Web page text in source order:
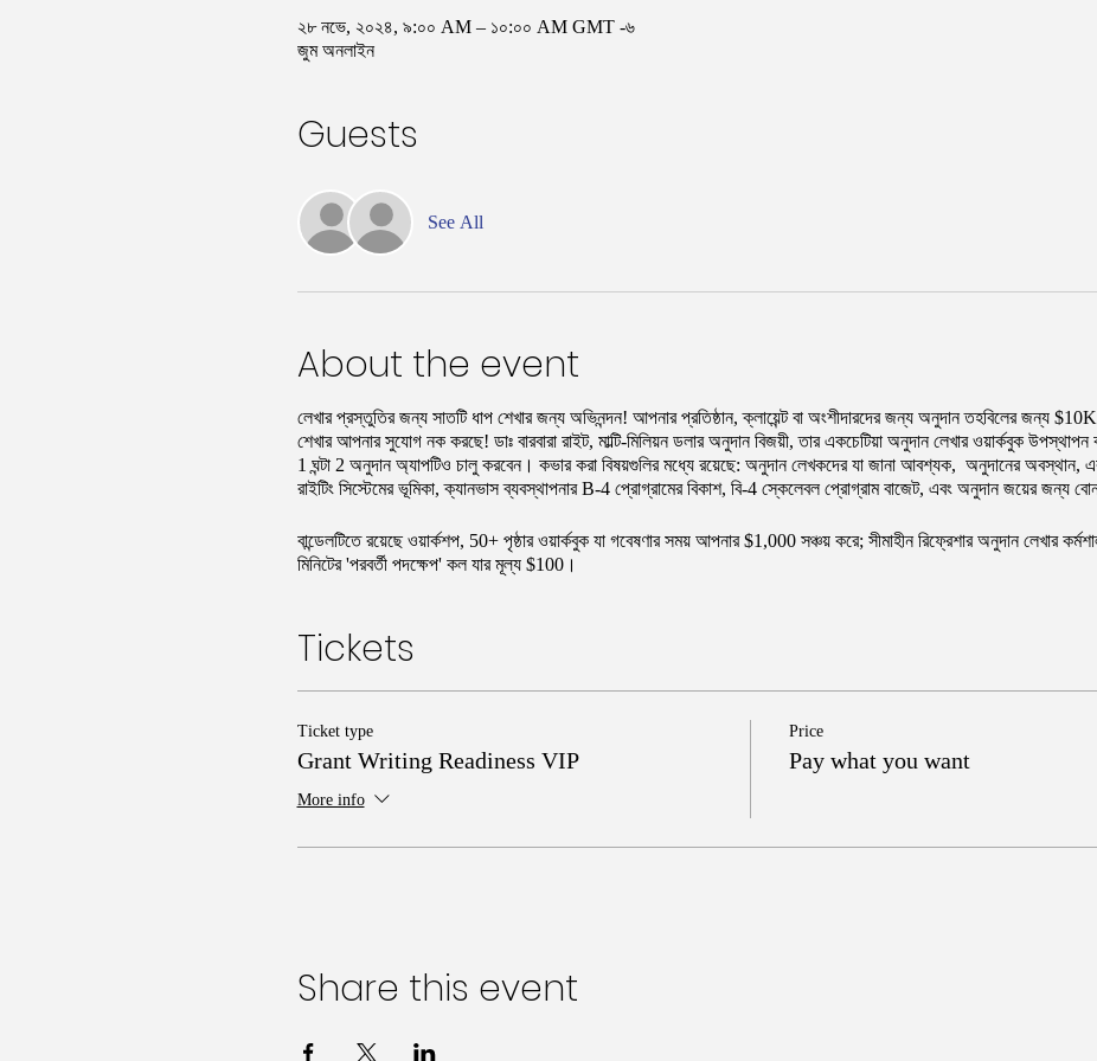
২৮ নভে, ২০২৪, ৯:০০ AM – ১০:০০ AM GMT -৬
জুম অনলাইন
Guests
See All
About the event
লেখার প্রস্তুতির জন্য সাতটি ধাপ শেখার জন্য অভিনন্দন! আপনার প্রতিষ্ঠান, ক্লায়েন্ট বা অংশীদারদের জন্য অনুদান তহবিলের জন্য
শেখার আপনার সুযোগ নক করছে! ডাঃ বারবারা রাইট, মাল্টি-মিলিয়ন ডলার অনুদান বিজয়ী, তার একচেটিয়া অনুদান লেখার ওয়ার্কবুক
1 ঘন্টা 2 অনুদান অ্যাপটিও চালু করবেন। কভার করা বিষয়গুলির মধ্যে রয়েছে: অনুদান লেখকদের যা জানা আবশ্যক, অনুদানের অবস্থান,
রাইটিং সিস্টেমের ভূমিকা, ক্যানভাস ব্যবস্থাপনার B-4 প্রোগ্রামের বিকাশ, বি-4 স্কেলেবল প্রোগ্রাম বাজেট, এবং অনুদান জয়ের জন্য
বান্ডেলটিতে রয়েছে ওয়ার্কশপ, 50+ পৃষ্ঠার ওয়ার্কবুক যা গবেষণার সময় আপনার $1,000 সঞ্চয় করে; সীমাহীন রিফ্রেশার অনুদান লেখার
মিনিটের 'পরবর্তী পদক্ষেপ' কল যার মূল্য $100।
Tickets
Ticket type
Grant Writing Readiness VIP
More info
Price
Pay what you want
Share this event